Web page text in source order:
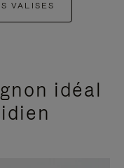
VALISES
idéal